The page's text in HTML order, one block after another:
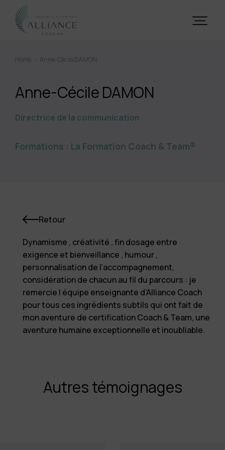
Home Anne-Cécile DAMON
Anne-Cécile DAMON
Directrice de la communication
Formations : La Formation Coach & Team®
Retour
Dynamisme , créativité , fin dosage entre
exigence et bienveillance , humour ,
personnalisation de l’accompagnement,
considération de chacun au fil du parcours : je
remercie l équipe enseignante d’Alliance Coach
pour tous ces ingrédients subtils qui ont fait de
mon aventure de certification Coach & Team, une
aventure humaine exceptionnelle et inoubliable.
Autres témoignages